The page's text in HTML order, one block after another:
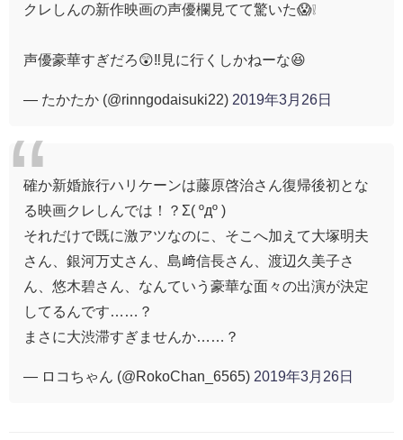
クレしんの新作映画の声優欄見てて驚いた😱❕
声優豪華すぎだろ😲‼️見に行くしかねーな😆
— たかたか (@rinngodaisuki22) 2019年3月26日
確か新婚旅行ハリケーンは藤原啓治さん復帰後初とな
る映画クレしんでは！？Σ( ºдº )
それだけで既に激アツなのに、そこへ加えて大塚明夫
さん、銀河万丈さん、島﨑信長さん、渡辺久美子さ
ん、悠木碧さん、なんていう豪華な面々の出演が決定
してるんです……？
まさに大渋滞すぎませんか……？
— ロコちゃん (@RokoChan_6565) 2019年3月26日